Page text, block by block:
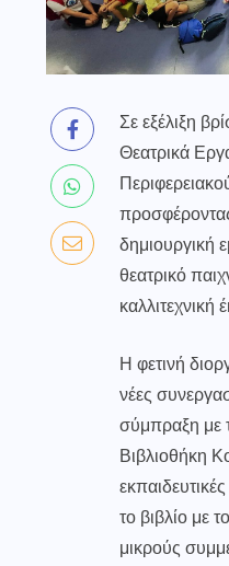
Σε εξέλιξη
Θεατρικά
δημιουργική
θεατρικό
καλλιτεχνική
Η φετινή
νέες
σύμπραξη με
Βιβλιοθήκη
το βιβλίο με
μικρούς